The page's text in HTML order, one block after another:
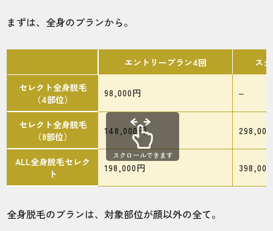
まずは、全身のプランから。
エントリープラン4回 ス
セレクト全身脱毛
（4部位）
98,000円 –
セレクト全身脱毛
（8部位）
148,000円
ALL全身脱毛セレク
ト
198,000円
スクロールできます
全身脱毛のプランは、対象部位が顔以外の全て。